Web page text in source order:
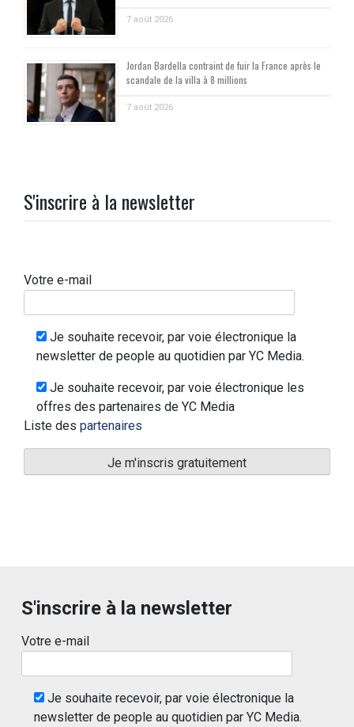
7 août 2026
Jordan Bardella contraint de fuir la France après le
scandale de la villa à 8 millions
7 août 2026
S'inscrire à la newsletter
Votre e-mail
Je souhaite recevoir, par voie électronique la
newsletter de people au quotidien par YC Media.
Je souhaite recevoir, par voie électronique les
offres des partenaires de YC Media
Liste des partenaires
S'inscrire à la newsletter
Votre e-mail
Je souhaite recevoir, par voie électronique la
newsletter de people au quotidien par YC Media.